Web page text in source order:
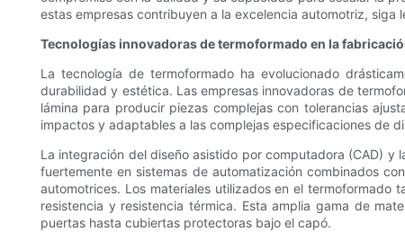
estas empresas contribuyen a la excelencia automotriz,
Tecnologías innovadoras de termoformado en la
La tecnología de termoformado ha evolucionado
durabilidad y estética. Las empresas innovadoras de
lámina para producir piezas complejas con tolerancias
impactos y adaptables a las complejas especificaciones de
La integración del diseño asistido por computadora (CAD)
fuertemente en sistemas de automatización combinados
automotrices. Los materiales utilizados en el termoformado
resistencia y resistencia térmica. Esta amplia gama de
puertas hasta cubiertas protectoras bajo el capó.